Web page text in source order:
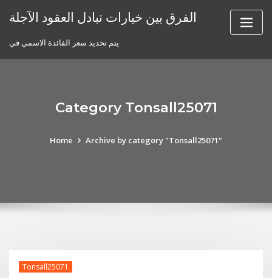
الفرق بين خيارات تبادل العقود الآجلة
يتم تحديد سعر الفائدة الاسمي في
Category Tonsall25071
Home Archive by category "Tonsall25071"
Tonsall25071